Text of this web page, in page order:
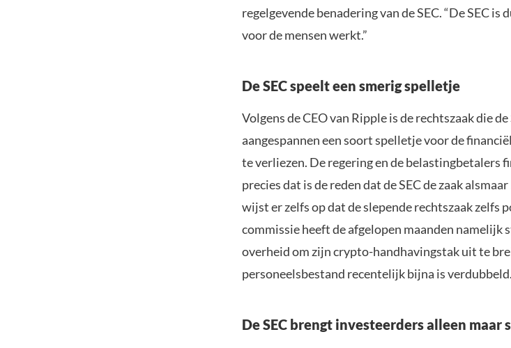
regelgevende benadering van de SEC. “De SEC
voor de mensen werkt.”
De SEC speelt een smerig spelletje
Volgens de CEO van Ripple is de rechtszaak die
aangespannen een soort spelletje voor de
te verliezen. De regering en de belastingbetalers
precies dat is de reden dat de SEC de zaak
wijst er zelfs op dat de slepende rechtszaak zelfs
commissie heeft de afgelopen maanden namelijk
overheid om zijn crypto-handhavingstak uit te
personeelsbestand recentelijk bijna is verdubbeld.
De SEC brengt investeerders alleen maar